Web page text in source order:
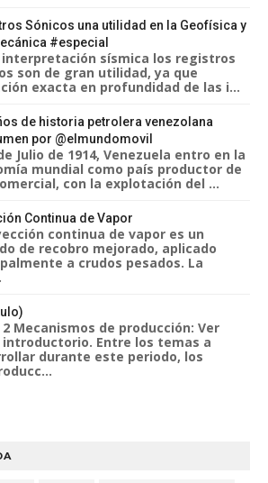
Sónicos una utilidad en la Geofísica y
#especial
interpretación sísmica los registros
son de gran utilidad, ya que
exacta en profundidad de las i...
de historia petrolera venezolana
por @elmundomovil
Julio de 1914, Venezuela entro en la
mundial como país productor de
con la explotación del ...
Continua de Vapor
continua de vapor es un
de recobro mejorado, aplicado
a crudos pesados. La
2 Mecanismos de producción: Ver
introductorio. Entre los temas a
durante este periodo, los